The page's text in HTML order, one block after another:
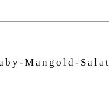
Mangold-Salat